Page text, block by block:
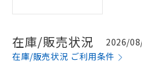
在庫/販売状況
2026/
在庫/販売状況 ご利用条件